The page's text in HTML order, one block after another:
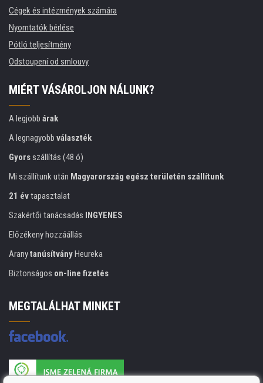
Cégek és intézmények számára
Nyomtatók bérlése
Pótló teljesítmény
Odstoupení od smlouvy
MIÉRT VÁSÁROLJON NÁLUNK?
A legjobb árak
A legnagyobb választék
Gyorsszállítás (48 ó)
Mi szállítunk után Magyarország egész területén szállítunk
21 évtapasztalat
Szakértői tanácsadás INGYENES
Előzékeny hozzáállás
AranytanúsítványHeureka
Biztonságos on-line fizetés
MEGTALÁLHAT MINKET